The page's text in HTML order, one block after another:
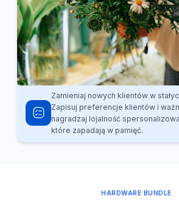
Zamieniaj nowych klientów w
Zapisuj preferencje klientów i
nagradzaj lojalność
które zapadają w pamięć.
HARDWARE BUNDLE